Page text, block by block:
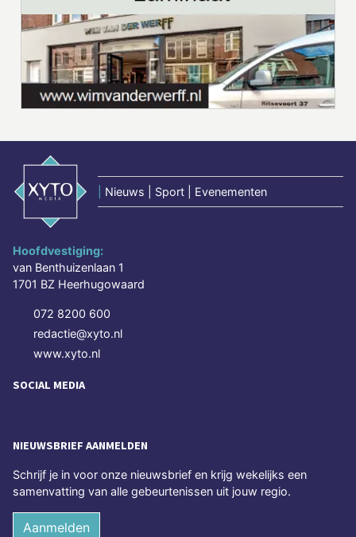
Nieuws | Sport | Evenementen
Hoofdvestiging:
van Benthuizenlaan 1
1701 BZ Heerhugowaard
072 8200 600
redactie@xyto.nl
www.xyto.nl
SOCIAL MEDIA
NIEUWSBRIEF AANMELDEN
Schrijf je in voor onze nieuwsbrief en krijg wekelijks een
samenvatting van alle gebeurtenissen uit jouw regio.
Aanmelden